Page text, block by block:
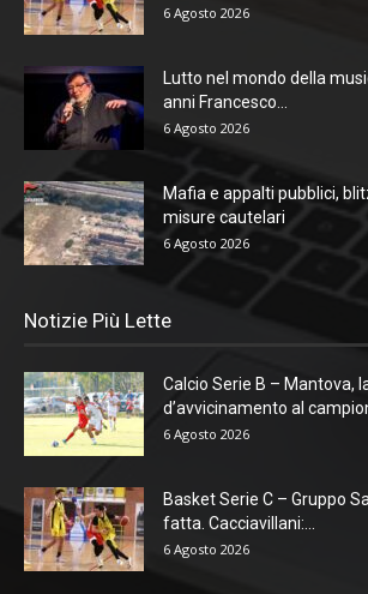
6 Agosto 2026
Lutto nel mondo della
anni Francesco...
6 Agosto 2026
Mafia e appalti pubblici,
misure cautelari
6 Agosto 2026
Notizie Più Lette
Calcio Serie B – Mantova,
d’avvicinamento al
6 Agosto 2026
Basket Serie C – Gruppo
fatta. Cacciavillani:...
6 Agosto 2026